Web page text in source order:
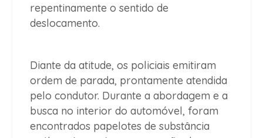
repentinamente o sentido de
deslocamento.
Diante da atitude, os policiais emitiram
ordem de parada, prontamente atendida
pelo condutor. Durante a abordagem e a
busca no interior do automóvel, foram
encontrados papelotes de substância